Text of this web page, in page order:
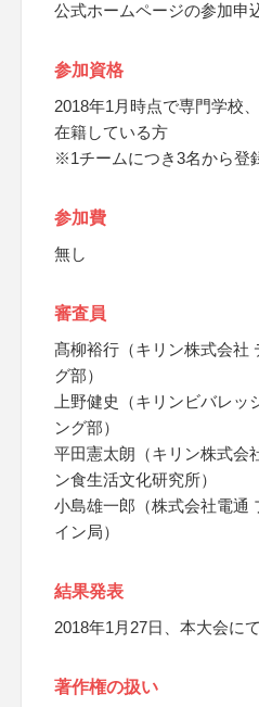
公式ホームページの参加申
参加資格
2018年1月時点で専門学校
在籍している方
※1チームにつき3名から登
参加費
無し
審査員
髙柳裕行（キリン株式会社
グ部）
上野健史（キリンビバレッ
ング部）
平田憲太朗（キリン株式会
ン食生活文化研究所）
小島雄一郎（株式会社電通
イン局）
結果発表
2018年1月27日、本大会にて
著作権の扱い